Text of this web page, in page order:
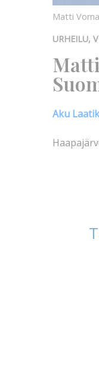
Matti
URHEILU,
Aku